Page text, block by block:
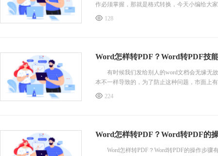
作必须掌握，那就是格式转换，今天小编给大
128
Word怎样转PDF？Word转PDF技
有时候我们发给别人的word文档会无缘无故
本不一样导致的，为了防止这种问题，市面上
224
Word怎样转PDF？Word转PDF的
Word怎样转PDF？Word转PDF的操作步骤